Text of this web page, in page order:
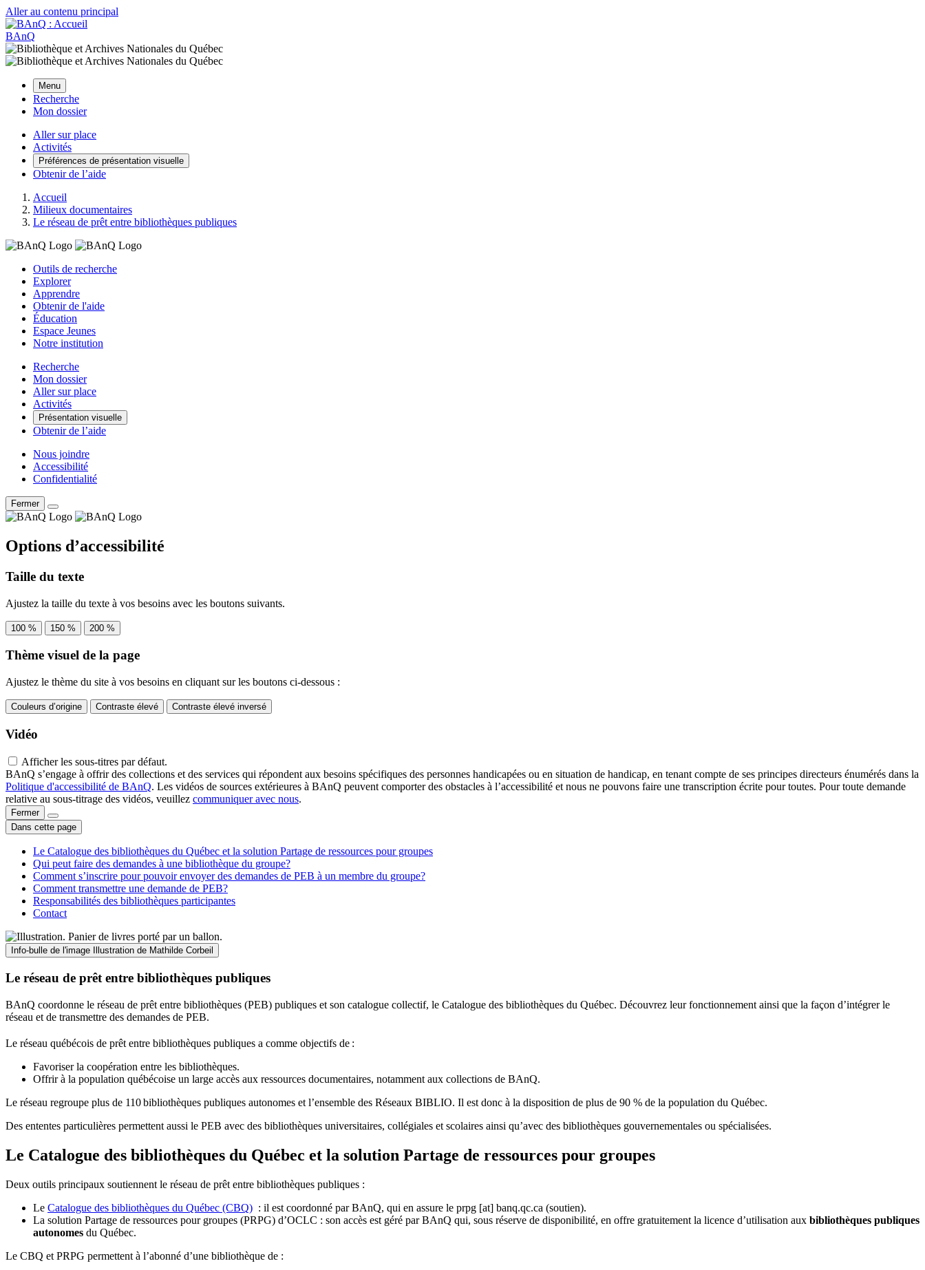
Aller au contenu principal
BAnQ
Menu
Recherche
Mon dossier
Aller sur place
Activités
Préférences de présentation visuelle
Obtenir de l’aide
Accueil
Milieux documentaires
Le réseau de prêt entre bibliothèques publiques
Outils de recherche
Explorer
Apprendre
Obtenir de l'aide
Éducation
Espace Jeunes
Notre institution
Recherche
Mon dossier
Aller sur place
Activités
Présentation visuelle
Obtenir de l’aide
Nous joindre
Accessibilité
Confidentialité
Fermer
Options d’accessibilité
Taille du texte
Ajustez la taille du texte à vos besoins avec les boutons suivants.
100 % 150 % 200 %
Thème visuel de la page
Ajustez le thème du site à vos besoins en cliquant sur les boutons ci-dessous :
Couleurs d’origine Contraste élevé Contraste élevé inversé
Vidéo
Afficher les sous-titres par défaut.
BAnQ s’engage à offrir des collections et des services qui répondent aux besoins spécifiques des personnes handicapées ou en situation de handicap, en tenant compte de ses principes directeurs énumérés dans la
Politique d'accessibilité de BAnQ. Les vidéos de sources extérieures à BAnQ peuvent comporter des obstacles à l’accessibilité et nous ne pouvons faire une transcription écrite pour toutes. Pour toute demande
relative au sous-titrage des vidéos, veuillez communiquer avec nous.
Fermer
Dans cette page
Le Catalogue des bibliothèques du Québec et la solution Partage de ressources pour groupes
Qui peut faire des demandes à une bibliothèque du groupe?
Comment s’inscrire pour pouvoir envoyer des demandes de PEB à un membre du groupe?
Comment transmettre une demande de PEB?
Responsabilités des bibliothèques participantes
Contact
Info-bulle de l'image Illustration de Mathilde Corbeil
Le réseau de prêt entre bibliothèques publiques
BAnQ coordonne le réseau de prêt entre bibliothèques (PEB) publiques et son catalogue collectif, le Catalogue des bibliothèques du Québec. Découvrez leur fonctionnement ainsi que la façon d’intégrer le
réseau et de transmettre des demandes de PEB.
Le réseau québécois de prêt entre bibliothèques publiques a comme objectifs de :
Favoriser la coopération entre les bibliothèques.
Offrir à la population québécoise un large accès aux ressources documentaires, notamment aux collections de BAnQ.
Le réseau regroupe plus de 110bibliothèques publiques autonomes et l’ensemble des Réseaux BIBLIO. Il est donc à la disposition de plus de 90 % de la population du Québec.
Des ententes particulières permettent aussi le PEB avec des bibliothèques universitaires, collégiales et scolaires ainsi qu’avec des bibliothèques gouvernementales ou spécialisées.
Le Catalogue des bibliothèques du Québec et la solution Partage de ressources pour groupes
Deux outils principaux soutiennent le réseau de prêt entre bibliothèques publiques :
Le Catalogue des bibliothèques du Québec (CBQ) : il est coordonné par BAnQ, qui en assure le prpg [at] banq.qc.ca (soutien).
La solution Partage de ressources pour groupes (PRPG) d’OCLC : son accès est géré par BAnQ qui, sous réserve de disponibilité, en offre gratuitement la licence d’utilisation aux bibliothèques publiques
autonomes du Québec.
Le CBQ et PRPG permettent à l’abonné d’une bibliothèque de :